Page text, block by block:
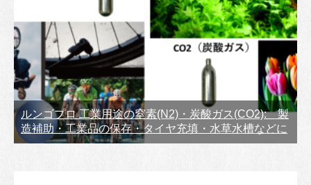
ルンゴプロ 工業用途の窒素(N2)・炭酸ガス(CO2): 製
造補助・工業品の保存・タイヤ充填・水草水槽などに